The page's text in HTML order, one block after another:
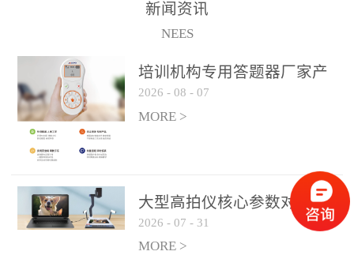
功能与数据化教学分析，
课堂互动解决方案，重新
定义了师生互动的新模
式。极简操作，轻松融入
教学流程QVote 深谙教师
教学节奏的重要性，采用
念，教师无需复杂培训即
可快速上手。软件支持与
PPT、白板等常用教学工具
新闻资讯
NEES
培训机构专用答题器厂家产
品方案
2026 - 08 - 07
MORE >
大型高拍仪核心参数对比与
选购建议
2026 - 07 - 31
MORE >